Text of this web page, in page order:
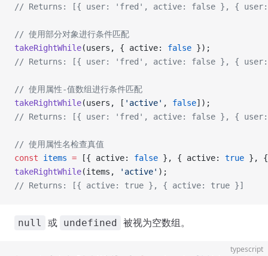
// Returns: [{ user: 'fred', active: false }, {
// 使用部分对象进行条件匹配
takeRightWhile(users, { active: false });
// Returns: [{ user: 'fred', active: false }, {
// 使用属性-值数组进行条件匹配
takeRightWhile(users, [ 'active' , false]);
// Returns: [{ user: 'fred', active: false }, {
// 使用属性名检查真值
const items = [{ active: false }, { active: true }, {
takeRightWhile(items, 'active' );
// Returns: [{ active: true }, { active: true }]
null 或 undefined 被视为空数组。
typescript